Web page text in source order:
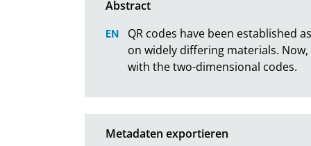
QR codes have been established
on widely differing materials.
with the two-dimensional codes.
Metadaten exportieren